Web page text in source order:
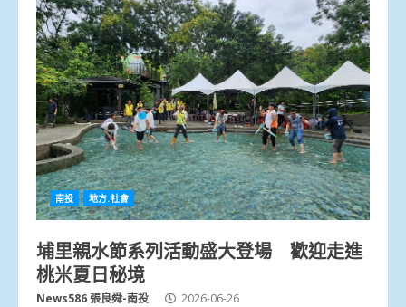
南投 地方.社會
埔里親水節系列活動盛大登場 歡迎走進
桃米夏日秘境
News586 張良舜-南投 2026-06-26